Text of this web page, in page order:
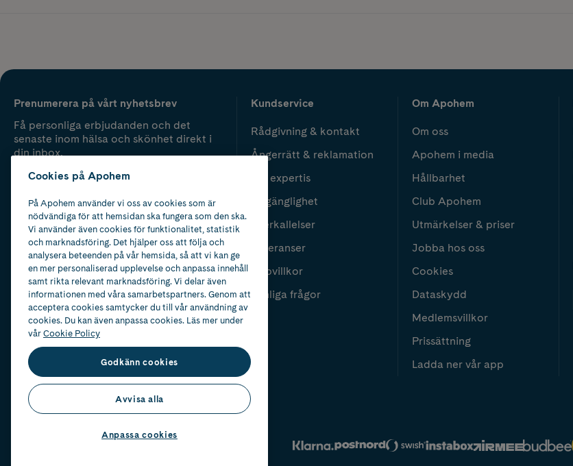
Prenumerera på vårt nyhetsbrev
Få personliga erbjudanden och det
senaste inom hälsa och skönhet direkt i
din inbox.
Kundservice
Rådgivning & kontakt
Ångerrätt & reklamation
Vår expertis
Tillgänglighet
Återkallelser
Leveranser
Köpvillkor
Vanliga frågor
Om Apohem
Om oss
Apohem i media
Hållbarhet
Club Apohem
Utmärkelser & priser
Jobba hos oss
Cookies
Dataskydd
Medlemsvillkor
Prissättning
Ladda ner vår app
Cookies på Apohem
På Apohem använder vi oss av cookies som är
nödvändiga för att hemsidan ska fungera som den ska.
Vi använder även cookies för funktionalitet, statistik
och marknadsföring. Det hjälper oss att följa och
analysera beteenden på vår hemsida, så att vi kan ge
en mer personaliserad upplevelse och anpassa innehåll
samt rikta relevant marknadsföring. Vi delar även
informationen med våra samarbetspartners. Genom att
acceptera cookies samtycker du till vår användning av
cookies. Du kan även anpassa cookies. Läs mer under
vårCookie Policy
Godkänn cookies
Avvisa alla
Anpassa cookies